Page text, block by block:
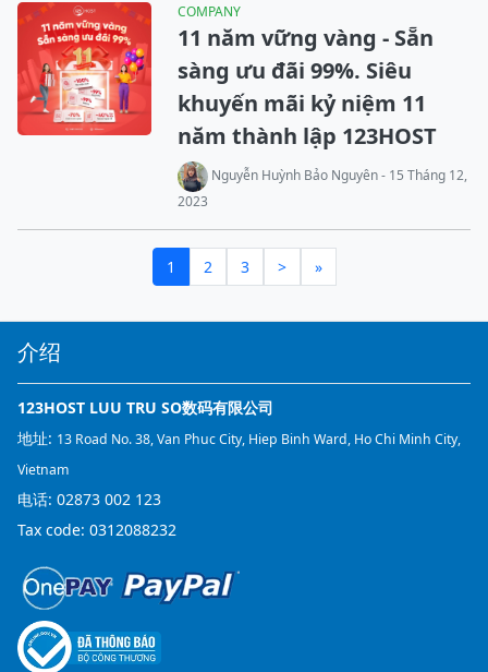
COMPANY
11 năm vững vàng - Sẵn
sàng ưu đãi 99%. Siêu
khuyến mãi kỷ niệm 11
năm thành lập 123HOST
Nguyễn Huỳnh Bảo Nguyên - 15 Tháng 12,
2023
1 2 3 > »
介绍
123HOST LUU TRU SO数码有限公司
地址: 13 Road No. 38, Van Phuc City, Hiep Binh Ward, Ho Chi Minh City,
Vietnam
电话: 02873 002 123
Tax code: 0312088232